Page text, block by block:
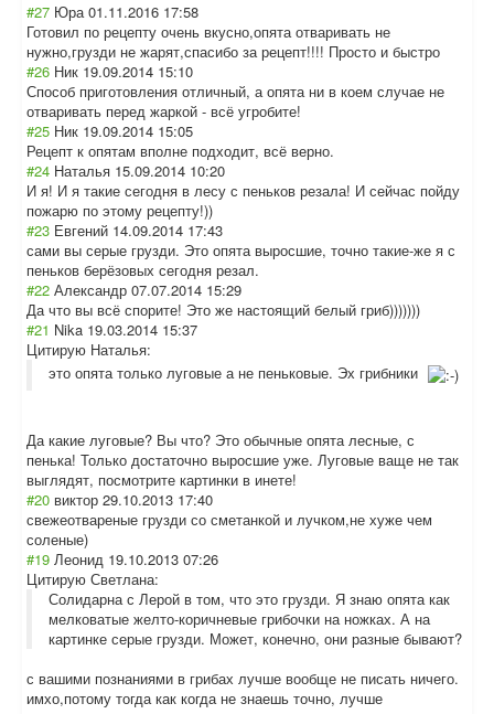
#27 Юра 01.11.2016 17:58
Готовил по рецепту очень вкусно,опята отваривать не
нужно,грузди не жарят,спасибо за рецепт!!!! Просто и быстро
#26 Ник 19.09.2014 15:10
Способ приготовления отличный, а опята ни в коем случае не
отваривать перед жаркой - всё угробите!
#25 Ник 19.09.2014 15:05
Рецепт к опятам вполне подходит, всё верно.
#24 Наталья 15.09.2014 10:20
И я! И я такие сегодня в лесу с пеньков резала! И сейчас пойду
пожарю по этому рецепту!))
#23 Евгений 14.09.2014 17:43
сами вы серые грузди. Это опята выросшие, точно такие-же я с
пеньков берёзовых сегодня резал.
#22 Александр 07.07.2014 15:29
Да что вы всё спорите! Это же настоящий белый гриб)))))))
#21 Nika 19.03.2014 15:37
Цитирую Наталья:
это опята только луговые а не пеньковые. Эх грибники
Да какие луговые? Вы что? Это обычные опята лесные, с
пенька! Только достаточно выросшие уже. Луговые ваще не так
выглядят, посмотрите картинки в инете!
#20 виктор 29.10.2013 17:40
свежеотвареные грузди со сметанкой и лучком,не хуже чем
соленые)
#19 Леонид 19.10.2013 07:26
Цитирую Светлана:
Солидарна с Лерой в том, что это грузди. Я знаю опята как
мелковатые желто-коричневые грибочки на ножках. А на
картинке серые грузди. Может, конечно, они разные бывают?
с вашими познаниями в грибах лучше вообще не писать ничего.
имхо,потому тогда как когда не знаешь точно, лучше